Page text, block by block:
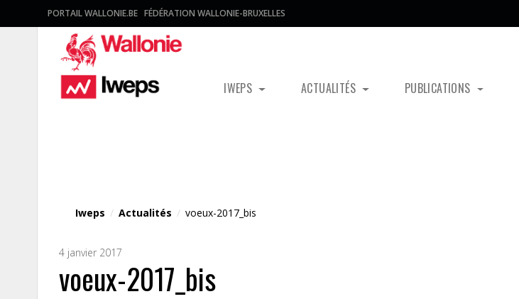
PORTAIL WALLONIE.BE FÉDÉRATION WALLONIE-BRUXELLES
IWEPS ACTUALITÉS PUBLICATIONS
Iweps / Actualités / voeux-2017_bis
4 janvier 2017
voeux-2017_bis